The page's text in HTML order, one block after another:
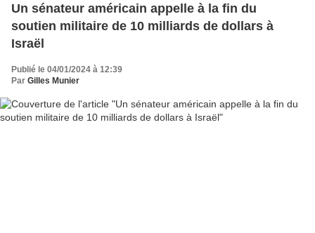
Un sénateur américain appelle à la fin du
soutien militaire de 10 milliards de dollars à
Israël
Publié le 04/01/2024 à 12:39
Par Gilles Munier